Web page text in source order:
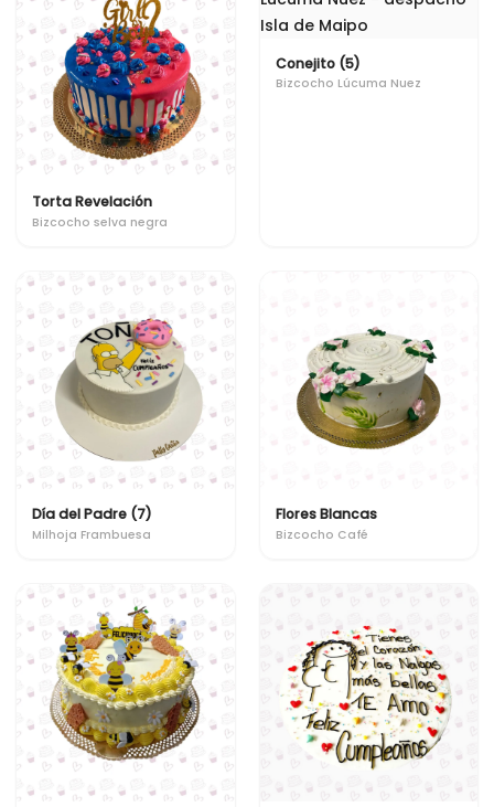
Torta Revelación
Bizcocho selva negra
Conejito (5)
Bizcocho Lúcuma Nuez
Día del Padre (7)
Milhoja Frambuesa
Flores Blancas
Bizcocho Café